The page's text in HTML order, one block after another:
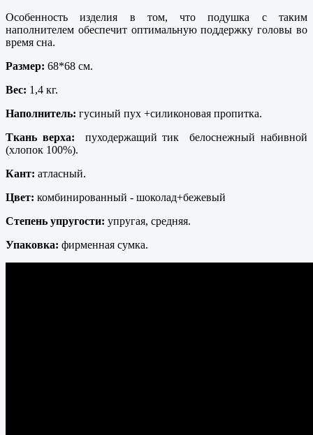
Особенность изделия в том, что подушка с таким
наполнителем обеспечит оптимальную поддержку головы во
время сна.
Размер: 68*68 см.
Вес: 1,4 кг.
Наполнитель: гусиный пух +силиконовая пропитка.
Ткань верха:
пуходержащий тик белоснежный набивной
(хлопок 100%).
Кант: атласный.
Цвет: комбинированный - шоколад+бежевый
Степень упругости: упругая, средняя.
Упаковка: фирменная сумка.